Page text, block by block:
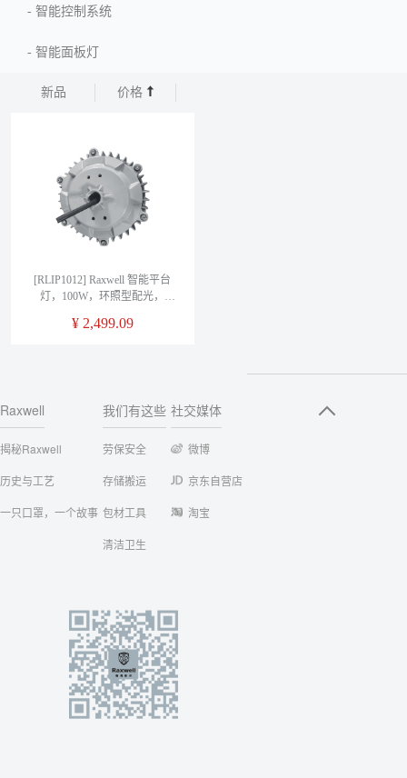
- 智能控制系统
- 智能面板灯
新品 价格
[RLIP1012] Raxwell 智能平台
灯，100W，环照型配光，
只/箱
¥ 2,499.09
Raxwell
揭秘Raxwell
历史与工艺
一只口罩，一个故事
我们有这些
劳保安全
存储搬运
包材工具
清洁卫生
社交媒体
微博
京东自营店
淘宝